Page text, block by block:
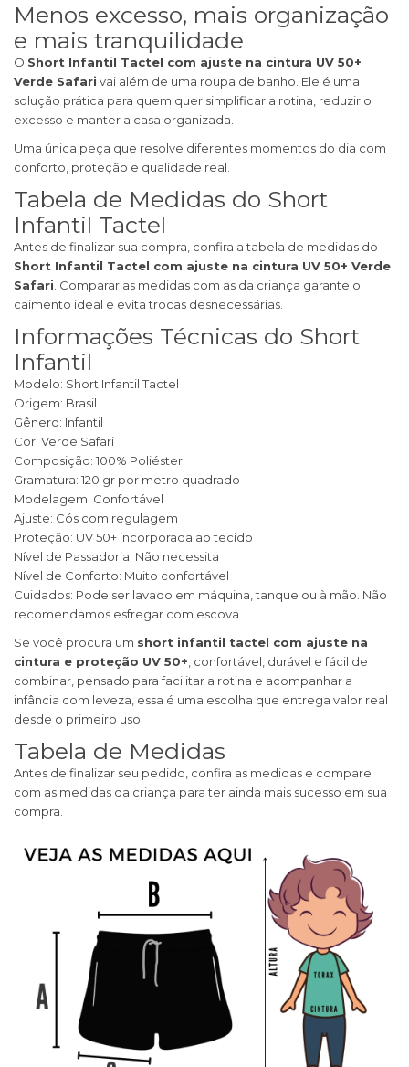
Menos excesso, mais organização
e mais tranquilidade
O Short Infantil Tactel com ajuste na cintura UV 50+
Verde Safari vai além de uma roupa de banho. Ele é uma
solução prática para quem quer simplificar a rotina, reduzir o
excesso e manter a casa organizada.
Uma única peça que resolve diferentes momentos do dia com
conforto, proteção e qualidade real.
Tabela de Medidas do Short
Infantil Tactel
Antes de finalizar sua compra, confira a tabela de medidas do
Short Infantil Tactel com ajuste na cintura UV 50+ Verde
Safari. Comparar as medidas com as da criança garante o
caimento ideal e evita trocas desnecessárias.
Informações Técnicas do Short
Infantil
Modelo: Short Infantil Tactel
Origem: Brasil
Gênero: Infantil
Cor: Verde Safari
Composição: 100% Poliéster
Gramatura: 120 gr por metro quadrado
Modelagem: Confortável
Ajuste: Cós com regulagem
Proteção: UV 50+ incorporada ao tecido
Nível de Passadoria: Não necessita
Nível de Conforto: Muito confortável
Cuidados: Pode ser lavado em máquina, tanque ou à mão. Não
recomendamos esfregar com escova.
Se você procura um short infantil tactel com ajuste na
cintura e proteção UV 50+, confortável, durável e fácil de
combinar, pensado para facilitar a rotina e acompanhar a
infância com leveza, essa é uma escolha que entrega valor real
desde o primeiro uso.
Tabela de Medidas
Antes de finalizar seu pedido, confira as medidas e compare
com as medidas da criança para ter ainda mais sucesso em sua
compra.